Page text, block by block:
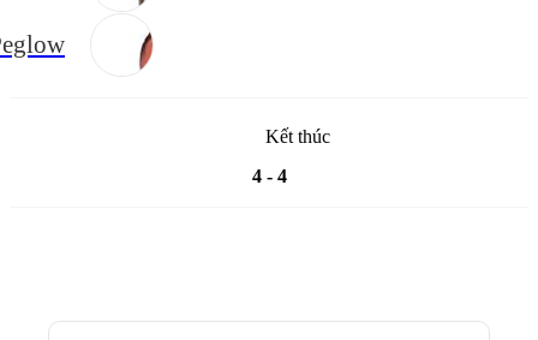
Kết thúc
4 - 4